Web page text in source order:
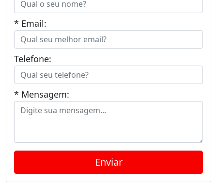
* Email:
Telefone:
* Mensagem: